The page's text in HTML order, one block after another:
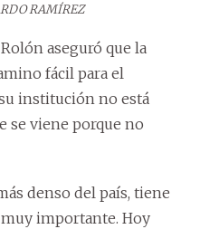
RAMÍREZ
aseguró que la
fácil para el
institución no está
se viene porque no
denso del país, tiene
importante. Hoy